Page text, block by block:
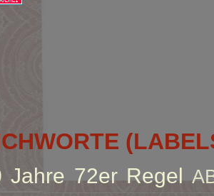
Jahre 72er Regel